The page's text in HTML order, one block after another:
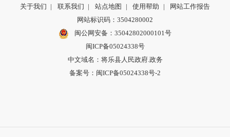
关于我们 | 联系我们 | 站点地图 | 使用帮助 |
网站工作报告
网站标识码：3504280002
闽公网安备：35042802000101号
闽ICP备05024338号
中文域名：将乐县人民政府.政务
备案号：闽ICP备05024338号-2